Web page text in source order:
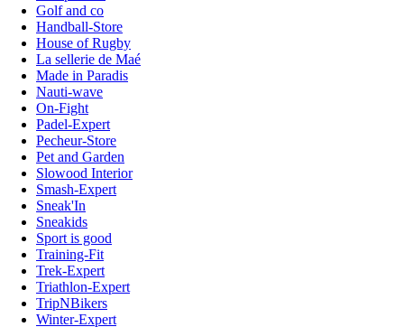
Golf and co
Handball-Store
House of Rugby
La sellerie de Maé
Made in Paradis
Nauti-wave
On-Fight
Padel-Expert
Pecheur-Store
Pet and Garden
Slowood Interior
Smash-Expert
Sneak'In
Sneakids
Sport is good
Training-Fit
Trek-Expert
Triathlon-Expert
TripNBikers
Winter-Expert